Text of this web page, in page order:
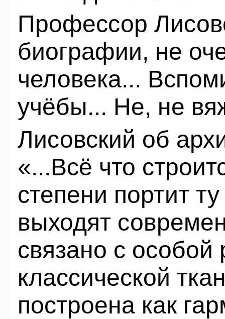
Профессор
биографии, не
человека...
учёбы... Не, не
Лисовский об
«...Всё что
степени портит
выходят
связано с
классической
построена как